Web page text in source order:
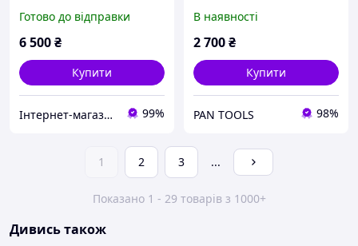
Готово до відправки
6 500₴
Купити
Інтернет-магазин "DomTehno" ЗАВЖДИ НИЗЬКІ ЦІНИ 99%
В наявності
2 700₴
Купити
PAN TOOLS 98%
1 2 3 ...
Показано 1 - 29 товарів з 1000+
Дивись також